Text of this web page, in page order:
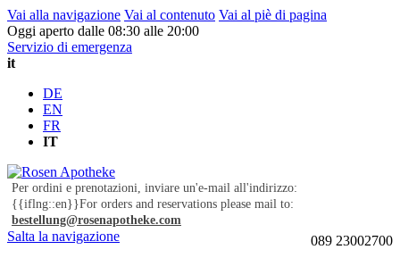
Vai alla navigazione Vai al contenuto Vai al piè di pagina
Oggi aperto dalle 08:30 alle 20:00
Servizio di emergenza
it
DE
EN
FR
IT
Per ordini e prenotazioni, inviare un'e-mail all'indirizzo:
{{iflng::en}}For orders and reservations please mail to:
bestellung@rosenapotheke.com
089 23002700
Salta la navigazione